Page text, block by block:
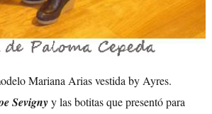
Mariana Arias vestida by Ayres.
Sevignyy las botitas que presentó para